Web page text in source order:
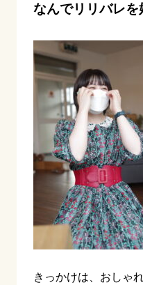
なんでリリバレを
きっかけは、おしゃ